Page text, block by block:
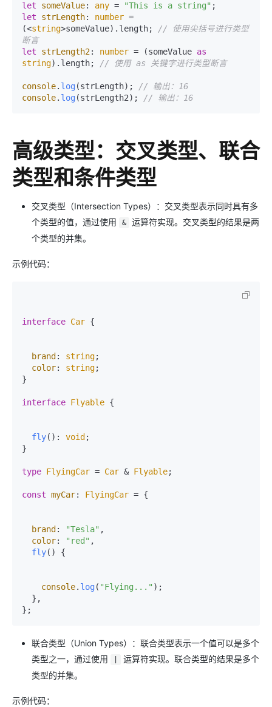
let someValue: any = "This is a string"
let
strLength: number =
(<string>someValue). length;
// 使用尖括号进行类型
断言
let
strLength2: number = (someValue as
string). length; // 使用 as 关键字进行类型断言
console. log (strLength);
// 输出：16
console. log (strLength2); // 输出：16
高级类型：交叉类型、联合
类型和条件类型
交叉类型（Intersection Types）：交叉类型表示同时具有多
个类型的值，通过使用
&
运算符实现。交叉类型的结果是两
个类型的并集。
示例代码：
interface Car {
brand : string;
color: string;
}
interface Flyable {
fly(): void ;
}
type FlyingCar = Car & Flyable;
const myCar: FlyingCar = {
brand : "Tesla" ,
color: "red" ,
fly( ) {
console. log ( "Flying..." );
联合类型（Union Types）：联合类型表示一个值可以是多个
类型之一，通过使用
运算符实现。联合类型的结果是多个
类型的并集。
示例代码：